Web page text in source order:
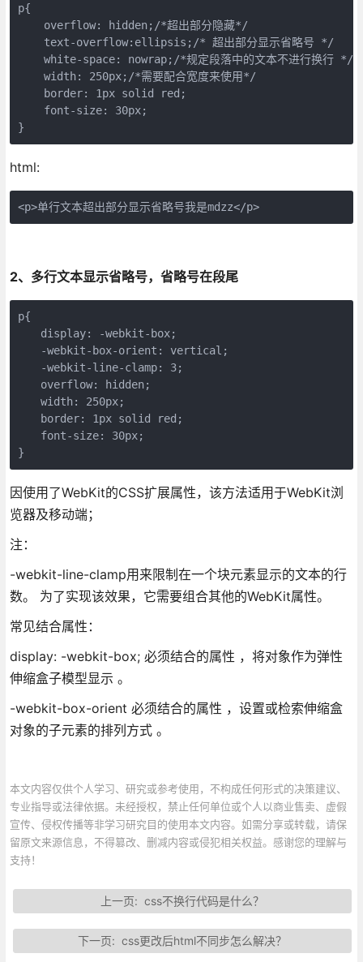
p{
    overflow: hidden;/*超出部分隐藏*/
    text-overflow:ellipsis;/* 超出部分显示省略号 */
    white-space: nowrap;/*规定段落中的文本不进行换行 */
    width: 250px;/*需要配合宽度来使用*/
    border: 1px solid red;
    font-size: 30px;
}
html:
<p>单行文本超出部分显示省略号我是mdzz</p>
2、多行文本显示省略号，省略号在段尾
p{
display: -webkit-box;
-webkit-box-orient: vertical;
-webkit-line-clamp: 3;
overflow: hidden;
width: 250px;
border: 1px solid red;
font-size: 30px;
}
因使用了WebKit的CSS扩展属性，该方法适用于WebKit浏
览器及移动端；
注：
-webkit-line-clamp用来限制在一个块元素显示的文本的行
数。 为了实现该效果，它需要组合其他的WebKit属性。
常见结合属性：
display: -webkit-box; 必须结合的属性 ，将对象作为弹性
伸缩盒子模型显示 。
-webkit-box-orient 必须结合的属性 ，设置或检索伸缩盒
对象的子元素的排列方式 。
本文内容仅供个人学习、研究或参考使用，不构成任何形式的决策建议、
专业指导或法律依据。未经授权，禁止任何单位或个人以商业售卖、虚假
宣传、侵权传播等非学习研究目的使用本文内容。如需分享或转载，请保
留原文来源信息，不得篡改、删减内容或侵犯相关权益。感谢您的理解与
支持！
上一页: css不换行代码是什么？
下一页: css更改后html不同步怎么解决？